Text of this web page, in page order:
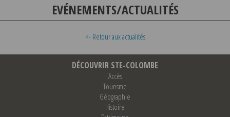
EVÉNEMENTS/ACTUALITÉS
<- Retour aux actualités
DÉCOUVRIR STE-COLOMBE
Accès
Tourisme
Géographie
Histoire